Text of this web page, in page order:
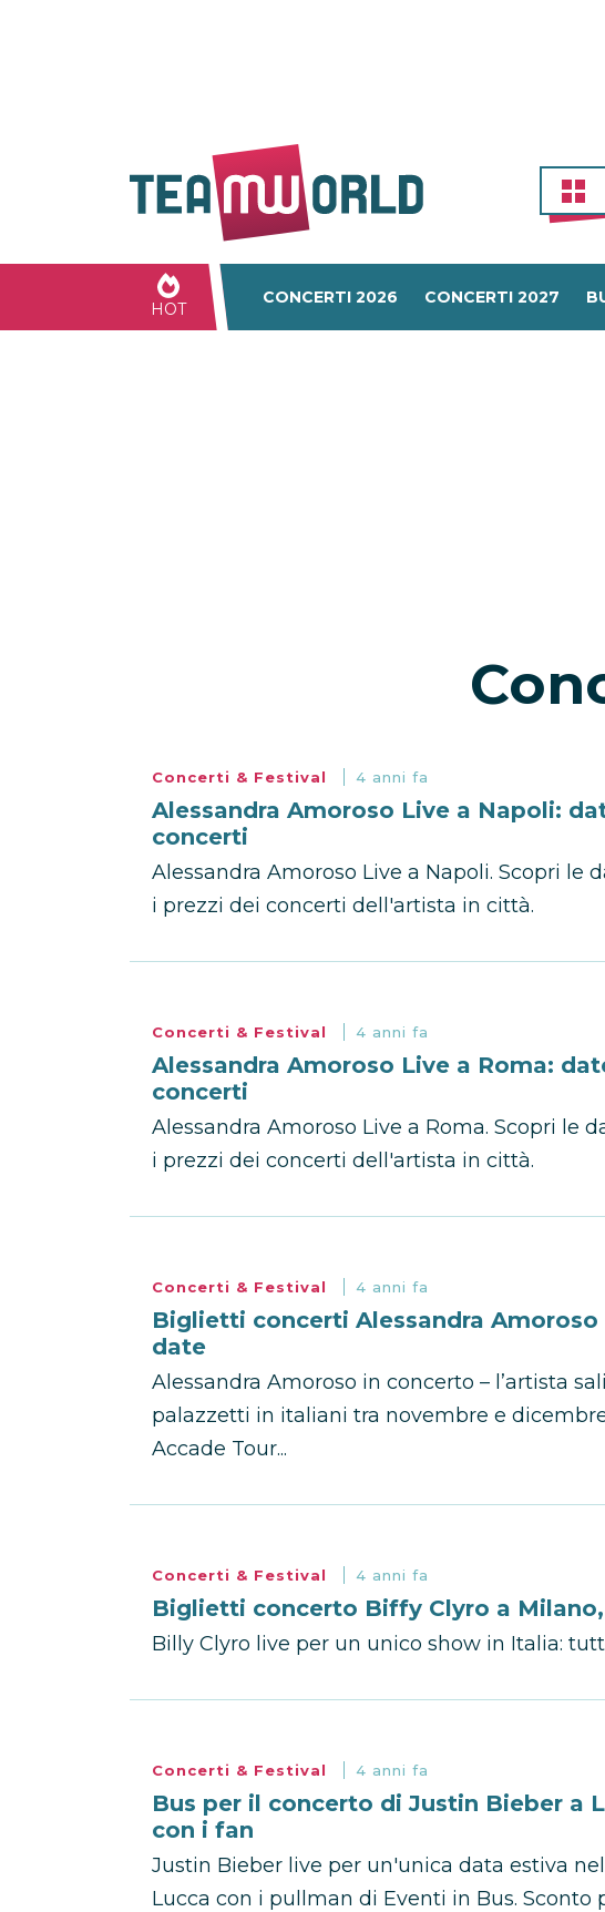
HOT
CONCERTI 2026 CONCERTI 2027
Concerti & Festival 4 anni fa
Alessandra Amoroso Live a Napoli:
concerti
Alessandra Amoroso Live a Napoli. Scopri le
i prezzi dei concerti dell'artista in città.
Concerti & Festival 4 anni fa
Alessandra Amoroso Live a Roma:
concerti
Alessandra Amoroso Live a Roma. Scopri le
i prezzi dei concerti dell'artista in città.
Concerti & Festival 4 anni fa
Biglietti concerti Alessandra
date
Alessandra Amoroso in concerto – l’artista
palazzetti in italiani tra novembre e
Accade Tour...
Concerti & Festival 4 anni fa
Biglietti concerto Biffy Clyro a
Billy Clyro live per un unico show in Italia:
Concerti & Festival 4 anni fa
Bus per il concerto di Justin Bieber a
con i fan
Justin Bieber live per un'unica data estiva
Lucca con i pullman di Eventi in Bus. Sconto